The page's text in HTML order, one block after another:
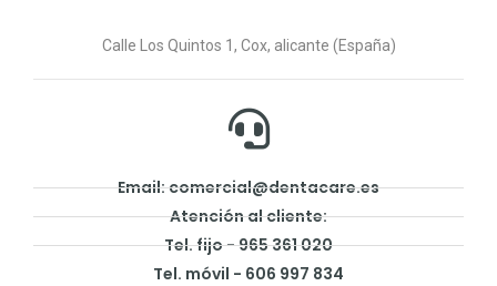
Calle Los Quintos 1, Cox, alicante (España)
Email: comercial@dentacare.es
Atención al cliente:
Tel. fijo - 965 361 020
Tel. móvil - 606 997 834